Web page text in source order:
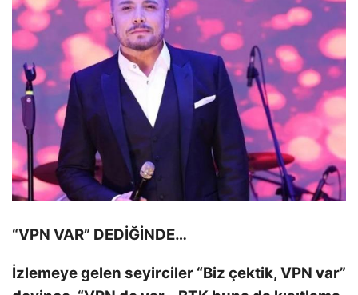
“VPN VAR” DEDİĞİNDE…
İzlemeye gelen seyirciler “Biz çektik, VPN var”